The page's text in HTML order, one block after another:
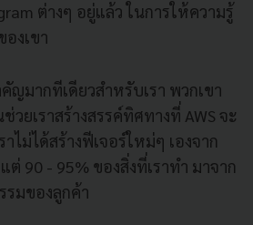
ต่างๆ อยู่แล้ว ในการให้ความรู้
งเขา
ญมากทีเดียวสำหรับเรา พวกเขา
ยเราสร้างสรรค์ทิศทางที่ AWS จะ
ไม่ได้สร้างฟีเจอร์ใหม่ๆ เองจาก
ต่ 90 - 95% ของสิ่งที่เราทำ มาจาก
รมของลูกค้า